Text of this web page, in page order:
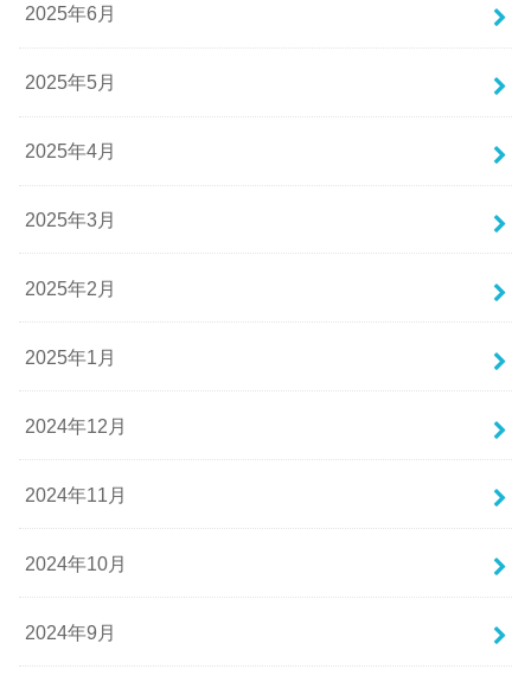
2025年6月
2025年5月
2025年4月
2025年3月
2025年2月
2025年1月
2024年12月
2024年11月
2024年10月
2024年9月